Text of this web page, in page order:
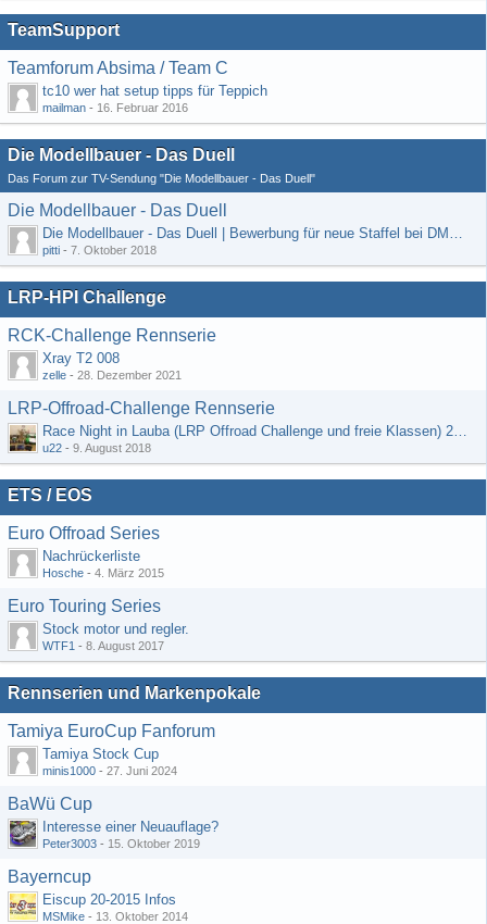
TeamSupport
Teamforum Absima / Team C
tc10 wer hat setup tipps für Teppich
mailman - 16. Februar 2016
Die Modellbauer - Das Duell
Das Forum zur TV-Sendung "Die Modellbauer - Das Duell"
Die Modellbauer - Das Duell
Die Modellbauer - Das Duell | Bewerbung für neue Staffel bei DMAX *Werbung*
pitti - 7. Oktober 2018
LRP-HPI Challenge
RCK-Challenge Rennserie
Xray T2 008
zelle - 28. Dezember 2021
LRP-Offroad-Challenge Rennserie
Race Night in Lauba (LRP Offroad Challenge und freie Klassen) 25/26.08
u22 - 9. August 2018
ETS / EOS
Euro Offroad Series
Nachrückerliste
Hosche - 4. März 2015
Euro Touring Series
Stock motor und regler.
WTF1 - 8. August 2017
Rennserien und Markenpokale
Tamiya EuroCup Fanforum
Tamiya Stock Cup
minis1000 - 27. Juni 2024
BaWü Cup
Interesse einer Neuauflage?
Peter3003 - 15. Oktober 2019
Bayerncup
Eiscup 20-2015 Infos
MSMike - 13. Oktober 2014